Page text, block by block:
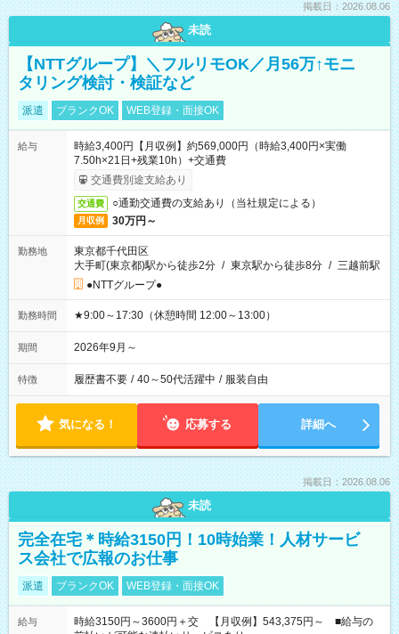
掲載日：2026.08.06
未読
【NTTグループ】＼フルリモOK／月56万↑モニ
タリング検討・検証など
派遣 ブランクOK WEB登録・面接OK
給与
時給3,400円【月収例】約569,000円（時給3,400円×実働
7.50h×21日+残業10h）+交通費
交通費別途支給あり
交通費 ○通勤交通費の支給あり（当社規定による）
月収例 30万円～
勤務地
東京都千代田区
大手町(東京都)駅から徒歩2分 / 東京駅から徒歩8分 / 三越前駅
●NTTグループ●
勤務時間 ★9:00～17:30（休憩時間 12:00～13:00）
期間 2026年9月～
特徴 履歴書不要 / 40～50代活躍中 / 服装自由
気になる！ 応募する 詳細へ
掲載日：2026.08.06
未読
完全在宅＊時給3150円！10時始業！人材サービ
ス会社で広報のお仕事
派遣 ブランクOK WEB登録・面接OK
給与
時給3150円～3600円＋交 【月収例】543,375円～ ■給与の